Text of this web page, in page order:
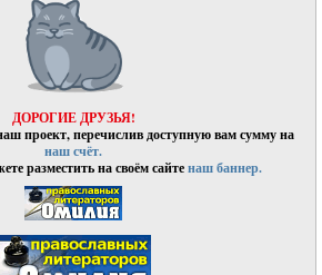
ДОРОГИЕ ДРУЗЬЯ!
проект, перечислив доступную вам сумму на
наш счёт.
разместить на своём сайтенаш баннер.